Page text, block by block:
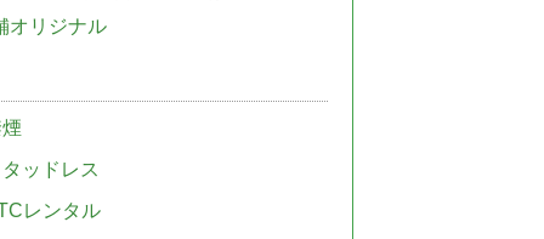
オリジナル
ッドレス
レンタル